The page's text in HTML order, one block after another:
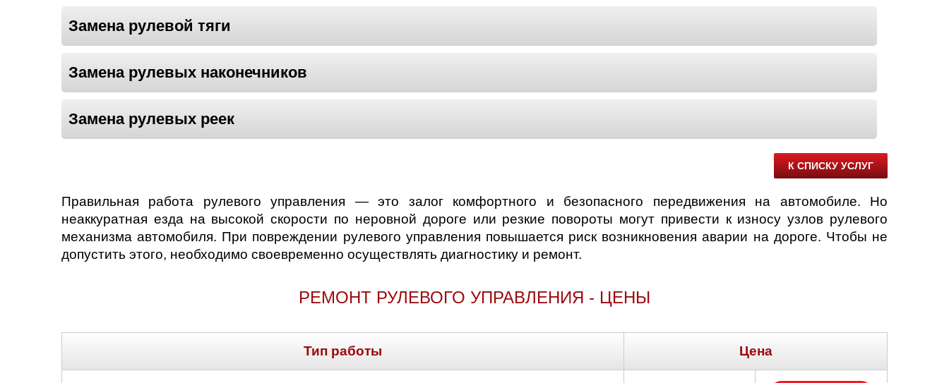
Новосибирск
Орёл
Оренбург
Ростов-на-Дону
Самара
Санкт-Петербург
Замена рулевой тяги
Замена рулевых наконечников
Замена рулевых реек
К СПИСКУ УСЛУГ
Правильная работа рулевого управления — это залог комфортного и безопасного передвижения на автомобиле. Но
неаккуратная езда на высокой скорости по неровной дороге или резкие повороты могут привести к износу узлов рулевого
механизма автомобиля. При повреждении рулевого управления повышается риск возникновения аварии на дороге. Чтобы не
допустить этого, необходимо своевременно осуществлять диагностику и ремонт.
РЕМОНТ РУЛЕВОГО УПРАВЛЕНИЯ - ЦЕНЫ
Тип работы Цена